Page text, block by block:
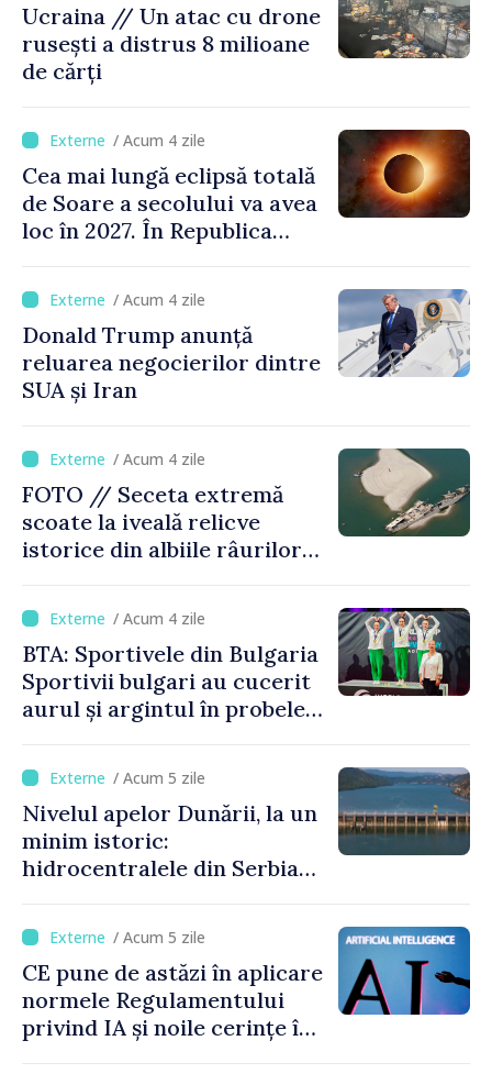
Ucraina // Un atac cu drone
rusești a distrus 8 milioane
de cărți
/ Acum 4 zile
Cea mai lungă eclipsă totală
de Soare a secolului va avea
loc în 2027. În Republica
acoperit în proporție de
până la 44%/ Acum 4 zile
Donald Trump anunță
reluarea negocierilor dintre
SUA și Iran
/ Acum 4 zile
FOTO // Seceta extremă
scoate la iveală relicve
istorice din albiile râurilor
/ Acum 4 zile
BTA: Sportivele din Bulgaria
Sportivii bulgari au cucerit
aurul și argintul în probele
de gimnastică aerobică de la
Oradea
/ Acum 5 zile
Nivelul apelor Dunării, la un
minim istoric:
hidrocentralele din Serbia
capacitate
/ Acum 5 zile
CE pune de astăzi în aplicare
normele Regulamentului
privind IA și noile cerințe în